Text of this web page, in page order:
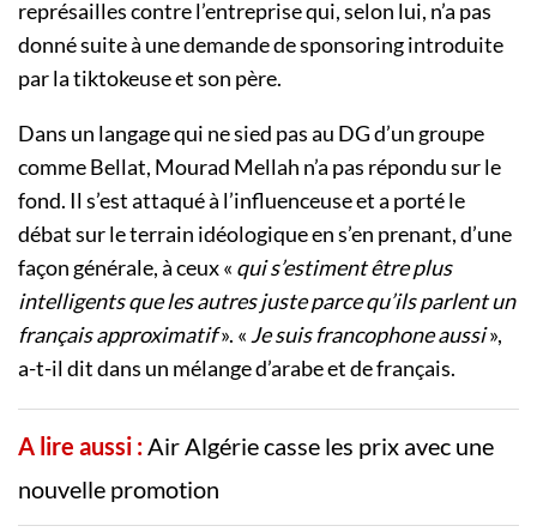
représailles contre l’entreprise qui, selon lui, n’a pas
donné suite à une demande de sponsoring introduite
par la tiktokeuse et son père.
Dans un langage qui ne sied pas au DG d’un groupe
comme Bellat, Mourad Mellah n’a pas répondu sur le
fond. Il s’est attaqué à l’influenceuse et a porté le
débat sur le terrain idéologique en s’en prenant, d’une
façon générale, à ceux « qui s’estiment être plus
intelligents que les autres juste parce qu’ils parlent un
français approximatif». « Je suis francophone aussi»,
a-t-il dit dans un mélange d’arabe et de français.
A lire aussi : Air Algérie casse les prix avec une
nouvelle promotion